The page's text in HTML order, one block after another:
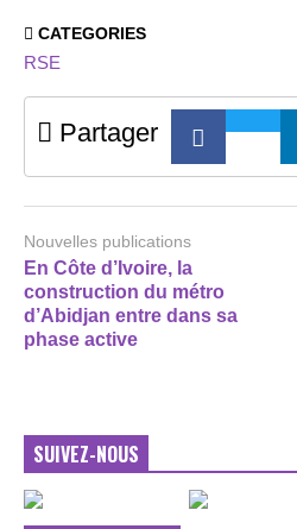
CATEGORIES
RSE
Partager
Nouvelles publications
En Côte d’Ivoire, la
construction du métro
d’Abidjan entre dans sa
phase active
SUIVEZ-NOUS